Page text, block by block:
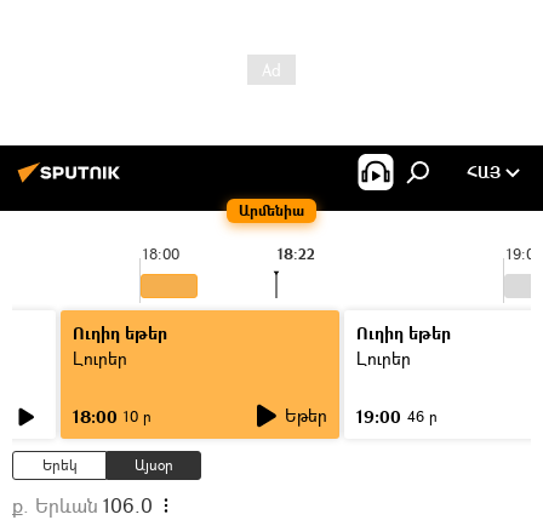
Արմենիա
ՀԱՅ
18:00 19:00
18:22
Ուղիղ եթեր
Լուրեր
18:00 10 ր Եթեր
Ուղիղ եթեր
Լուրեր
19:00 46 ր
Երեկ Այսօր
ք. Երևան 106.0